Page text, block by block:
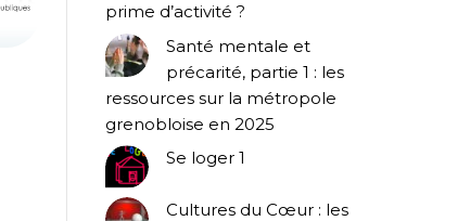
prime d’activité ?
Santé mentale et
précarité, partie 1 : les
ressources sur la métropole
grenobloise en 2025
Se loger 1
Cultures du Cœur : les